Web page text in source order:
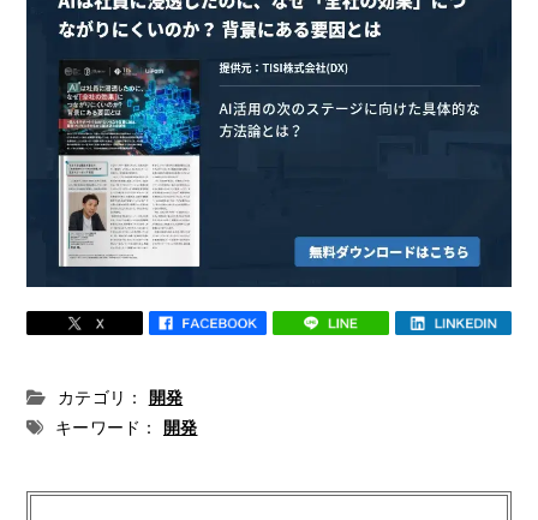
カテゴリ：
開発
キーワード：
開発